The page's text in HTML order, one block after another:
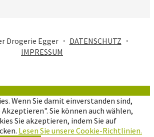
Drogerie Egger ・ DATENSCHUTZ ・
IMPRESSUM
Wenn Sie damit einverstanden sind,
Sie können auch wählen,
Sie akzeptieren, indem Sie auf
Lesen Sie unsere Cookie-Richtlinien.